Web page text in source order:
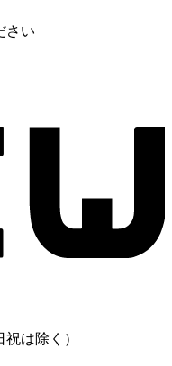
さい
は除く）